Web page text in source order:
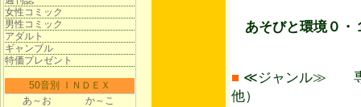
女性コミック
男性コミック
アダルト
ギャンブル
特価プレゼント
50音別 ＩＮＤＥＸ
あ～お
か～こ
あそびと環境０
■ ≪ジャンル≫ 専
他）